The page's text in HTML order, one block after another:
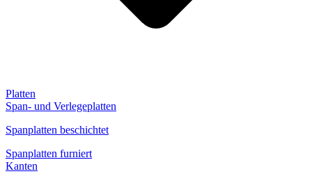
Platten
Span- und Verlegeplatten
Spanplatten beschichtet
Spanplatten furniert
Kanten